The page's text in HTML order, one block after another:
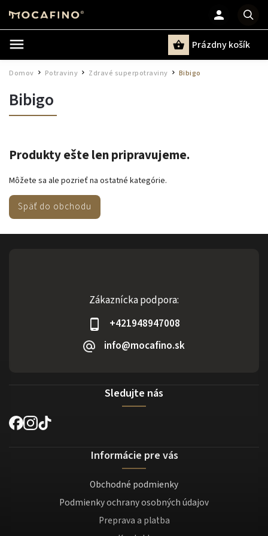
Prázdny košík
Domov Potraviny / Zdravé superpotraviny Bibigo
Bibigo
Produkty ešte len pripravujeme.
Môžete sa ale pozrieť na ostatné kategórie.
Späť do obchodu
Zákaznícka podpora:
+421948947008
info@mocafino.sk
Sledujte nás
Informácie pre vás
Obchodné podmienky
Podmienky ochrany osobných údajov
Preprava a platba